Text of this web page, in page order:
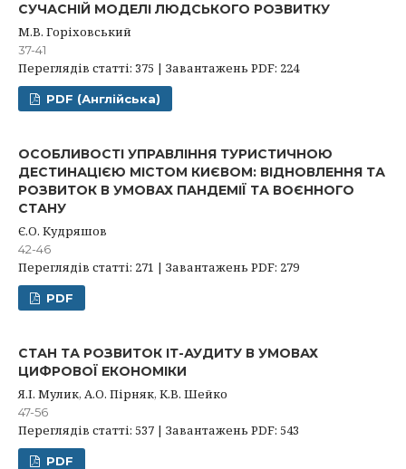
СУЧАСНІЙ МОДЕЛІ ЛЮДСЬКОГО РОЗВИТКУ
М.В. Горіховський
37-41
Переглядів статті: 375 | Завантажень PDF: 224
PDF (Англійська)
ОСОБЛИВОСТІ УПРАВЛІННЯ ТУРИСТИЧНОЮ
ДЕСТИНАЦІЄЮ МІСТОМ КИЄВОМ: ВІДНОВЛЕННЯ ТА
РОЗВИТОК В УМОВАХ ПАНДЕМІЇ ТА ВОЄННОГО
СТАНУ
Є.О. Кудряшов
42-46
Переглядів статті: 271 | Завантажень PDF: 279
PDF
СТАН ТА РОЗВИТОК ІТ-АУДИТУ В УМОВАХ
ЦИФРОВОЇ ЕКОНОМІКИ
Я.І. Мулик, А.О. Пірняк, К.В. Шейко
47-56
Переглядів статті: 537 | Завантажень PDF: 543
PDF